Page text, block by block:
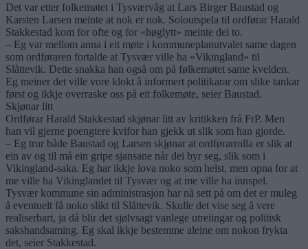
Det var etter folkemøtet i Tysværvåg at Lars Birger Baustad og
Karsten Larsen meinte at nok er nok. Soloutspela til ordførar Harald
Stakkestad kom for ofte og for «høglytt» meinte dei to.
– Eg var mellom anna i eit møte i kommuneplanutvalet same dagen
som ordføraren fortalde at Tysvær ville ha «Vikingland» til
Slåttevik. Dette snakka han også om på følkemøtet same kvelden.
Eg meiner det ville vore klokt å informert politikarar om slike tankar
først og ikkje overraske oss på eit folkemøte, seier Baustad.
Skjønar litt
Ordførar Harald Stakkestad skjønar litt av kritikken frå FrP. Men
han vil gjerne poengtere kvifor han gjekk ut slik som han gjorde.
– Eg trur både Baustad og Larsen skjønar at ordførarrolla er slik at
ein av og til må ein gripe sjansane når dei byr seg, slik som i
Vikingland-saka. Eg har ikkje lova noko som helst, men opna for at
me ville ha Vikinglandet til Tysvær og at me ville ha innspel.
Tysvær kommune sin administrasjon har nå sett på om det er muleg
å eventuelt få noko slikt til Slåttevik. Skulle det vise seg å vere
realiserbart, ja då blir det sjølvsagt vanlege utreiingar og politisk
sakshandsaming. Eg skal ikkje bestemme aleine om nokon frykta
det, seier Stakkestad.